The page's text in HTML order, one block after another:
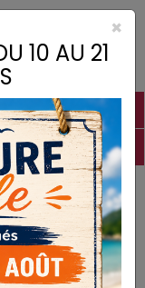
Toggle
LIANTS
DESTOCKAGE
×
10 AU 21